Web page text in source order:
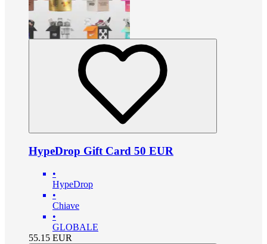
HypeDrop Gift Card 50 EUR
•
HypeDrop
•
Chiave
•
GLOBALE
55.15 EUR